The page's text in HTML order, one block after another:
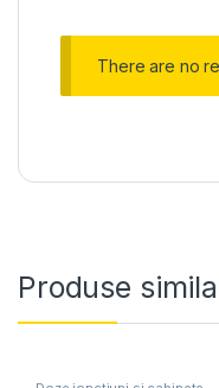
There are no
Produse